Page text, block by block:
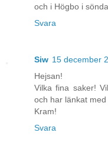
och i Högbo i
Svara
Siw 15 december
Hejsan!
Vilka fina saker!
och har länkat med
Kram!
Svara